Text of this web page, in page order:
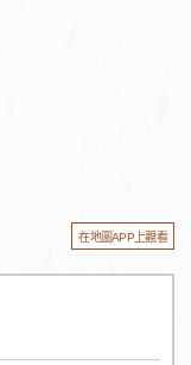
在地圖APP上觀看